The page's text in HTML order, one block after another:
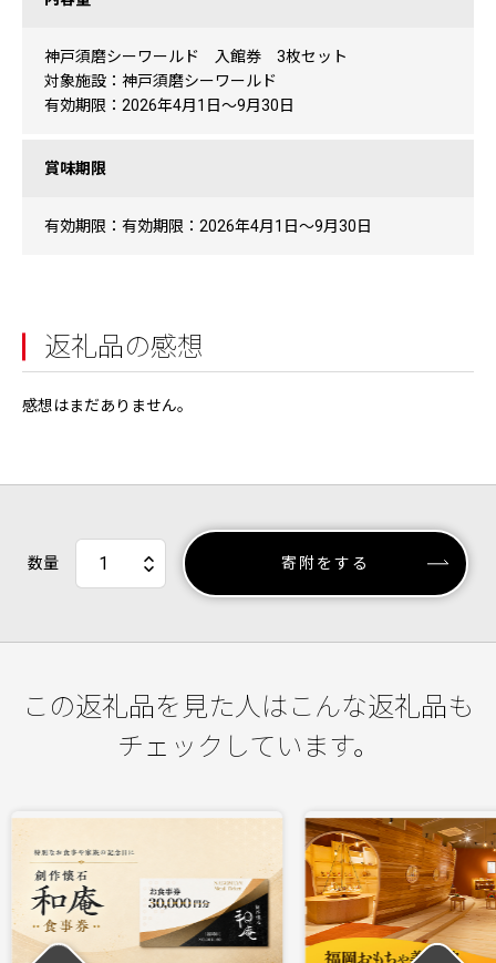
神戸須磨シーワールド 入館券 3枚セット
対象施設：神戸須磨シーワールド
有効期限：2026年4月1日～9月30日
賞味期限
有効期限：有効期限：2026年4月1日～9月30日
返礼品の感想
感想はまだありません。
数量 寄附をする
この返礼品を見た人はこんな返礼品も
チェックしています。